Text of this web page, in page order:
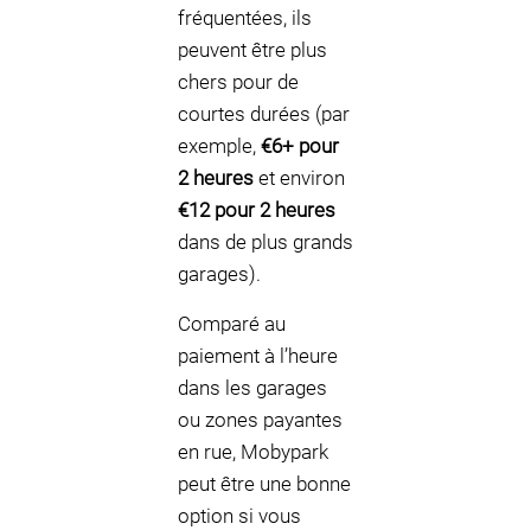
fréquentées, ils
peuvent être plus
chers pour de
courtes durées (par
exemple, €6+ pour
2 heures et environ
€12 pour 2 heures
dans de plus grands
garages).
Comparé au
paiement à l’heure
dans les garages
ou zones payantes
en rue, Mobypark
peut être une bonne
option si vous